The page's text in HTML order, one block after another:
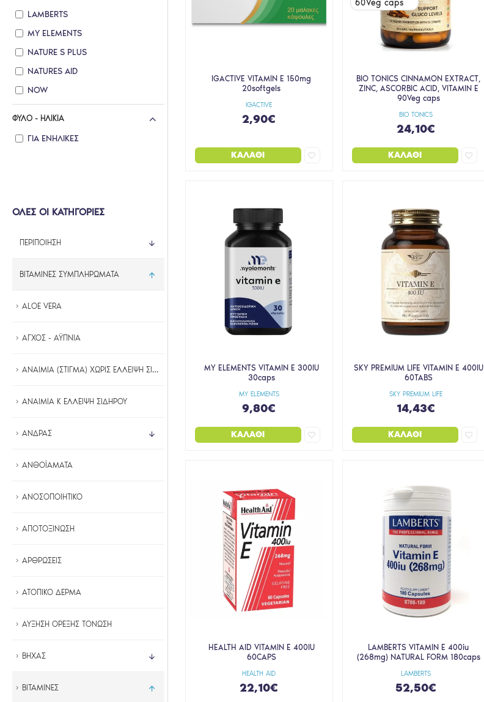
LAMBERTS
MY ELEMENTS
NATURE S PLUS
NATURES AID
NOW
ΦΎΛΟ - ΗΛΙΚΊΑ
ΓΙΑ ΕΝΉΛΙΚΕΣ
ΟΛΕΣ ΟΙ ΚΑΤΗΓΟΡΙΕΣ
ΠΕΡΙΠΟΙΗΣΗ
ΒΙΤΑΜΙΝΕΣ ΣΥΜΠΛΗΡΩΜΑΤΑ
ALOE VERA
ΑΓΧΟΣ - ΑΫΠΝΙΑ
ΑΝΑΙΜΙΑ (ΣΤΙΓΜΑ) ΧΩΡΙΣ ΕΛΛΕΙΨΗ ΣΙΔΗΡΟΥ
ΑΝΑΙΜΙΑ Κ ΕΛΛΕΙΨΗ ΣΙΔΗΡΟΥ
ΑΝΔΡΑΣ
ΑΝΘΟΪΑΜΑΤΑ
ΑΝΟΣΟΠΟΙΗΤΙΚΟ
ΑΠΟΤΟΞΙΝΩΣΗ
ΑΡΘΡΩΣΕΙΣ
ΑΤΟΠΙΚΟ ΔΕΡΜΑ
ΑΥΞΗΣΗ ΟΡΕΞΗΣ ΤΟΝΩΣΗ
ΒΗΧΑΣ
ΒΙΤΑΜΙΝΕΣ
IGACTIVE
IGACTIVE VITAMIN E 150mg
20softgels
2,90€
ΚΑΛΆΘΙ
60Veg caps
BIO TONICS
BIO TONICS CINNAMON EXTRACT,
ZINC, ASCORBIC ACID, VITAMIN E
90Veg caps
24,10€
ΚΑΛΆΘΙ
MY ELEMENTS
MY ELEMENTS VITAMIN E 300IU
30caps
9,80€
ΚΑΛΆΘΙ
SKY PREMIUM LIFE
SKY PREMIUM LIFE VITAMIN E 400IU
60TABS
14,43€
ΚΑΛΆΘΙ
HEALTH AID
HEALTH AID VITAMIN E 400IU
60CAPS
22,10€
LAMBERTS
LAMBERTS VITAMIN E 400iu
(268mg) NATURAL FORM 180caps
52,50€